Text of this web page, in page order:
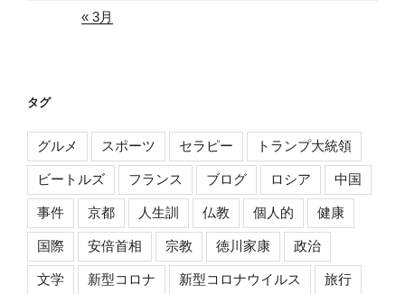
« 3月
タグ
グルメ スポーツ セラピー トランプ大統領
ビートルズ フランス ブログ ロシア 中国
事件 京都 人生訓 仏教 個人的 健康
国際 安倍首相 宗教 徳川家康 政治
文学 新型コロナ 新型コロナウイルス 旅行